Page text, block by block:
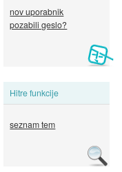
nov uporabnik
pozabili geslo?
Hitre funkcije
seznam tem